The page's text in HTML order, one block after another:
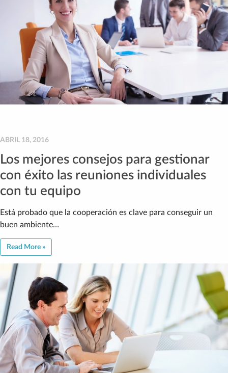
ABRIL 18, 2016
Los mejores consejos para gestionar
con éxito las reuniones individuales
con tu equipo
Está probado que la cooperación es clave para conseguir un
buen ambiente…
Read More »